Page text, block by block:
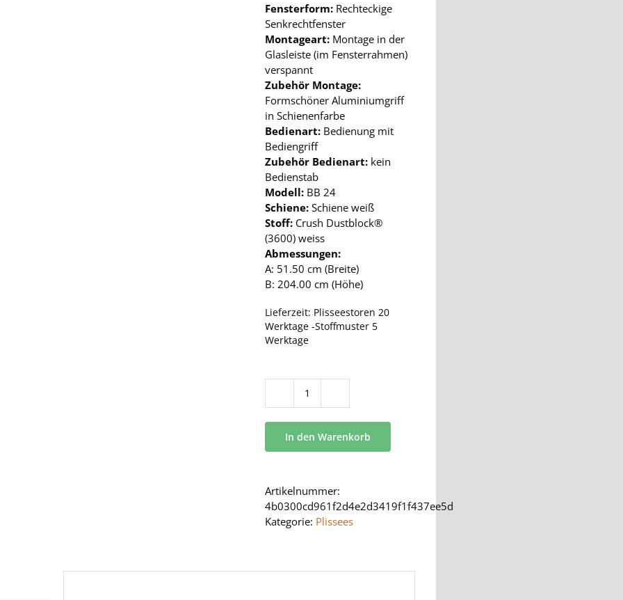
Fensterform: Rechteckige
Senkrechtfenster
Montageart: Montage in der
Glasleiste (im Fensterrahmen)
verspannt
Zubehör Montage:
Formschöner Aluminiumgriff
in Schienenfarbe
Bedienart: Bedienung mit
Bediengriff
Zubehör Bedienart: kein
Bedienstab
Modell: BB 24
Schiene: Schiene weiß
Stoff: Crush Dustblock®
(3600) weiss
Abmessungen:
A: 51.50 cm (Breite)
B: 204.00 cm (Höhe)
Lieferzeit: Plisseestoren 20
Werktage -Stoffmuster 5
Werktage
BB
Menge
In den Warenkorb
Artikelnummer:
4b0300cd961f2d4e2d3419f1f437ee5d
Kategorie: Plissees